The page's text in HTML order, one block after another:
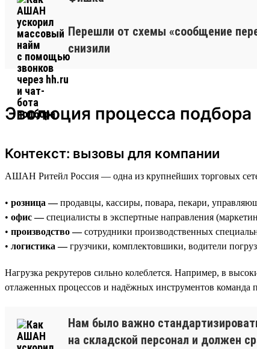
Перешли от схемы «сообщение
снизили
Эволюция процесса подбора
Контекст: вызовы для компании
АШАН Ритейл Россия — одна из крупнейших торговых
• розница —продавцы, кассиры, повара, пекари,
• офис —специалисты в экспертные направления
• производство —сотрудники производственных
• логистика —грузчики, комплектовшики, водители
Нагрузка рекрутеров сильно колеблется. Например, в
отлаженных процессов и надёжных инструментов команда
Нам было важно
на складской персонал и должен